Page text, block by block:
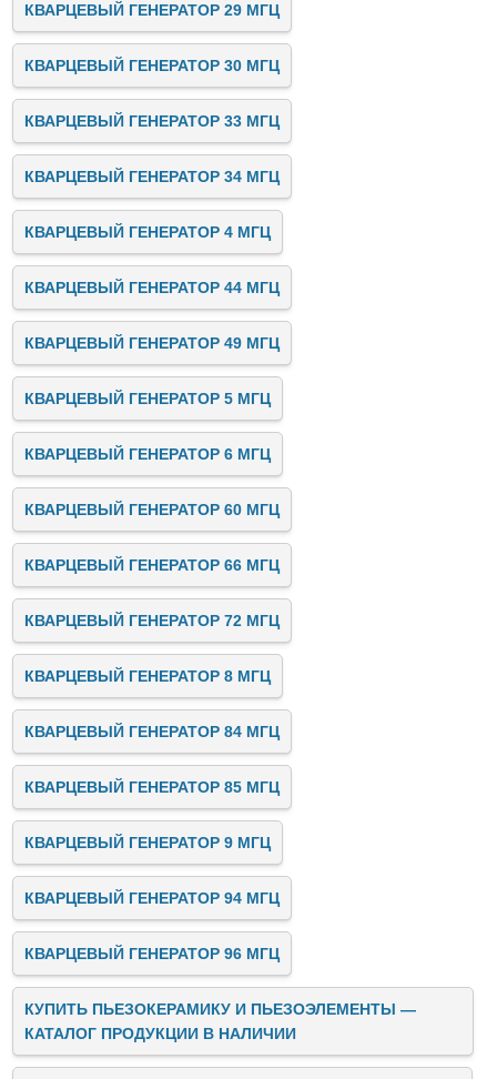
КВАРЦЕВЫЙ ГЕНЕРАТОР 29 МГЦ
КВАРЦЕВЫЙ ГЕНЕРАТОР 30 МГЦ
КВАРЦЕВЫЙ ГЕНЕРАТОР 33 МГЦ
КВАРЦЕВЫЙ ГЕНЕРАТОР 34 МГЦ
КВАРЦЕВЫЙ ГЕНЕРАТОР 4 МГЦ
КВАРЦЕВЫЙ ГЕНЕРАТОР 44 МГЦ
КВАРЦЕВЫЙ ГЕНЕРАТОР 49 МГЦ
КВАРЦЕВЫЙ ГЕНЕРАТОР 5 МГЦ
КВАРЦЕВЫЙ ГЕНЕРАТОР 6 МГЦ
КВАРЦЕВЫЙ ГЕНЕРАТОР 60 МГЦ
КВАРЦЕВЫЙ ГЕНЕРАТОР 66 МГЦ
КВАРЦЕВЫЙ ГЕНЕРАТОР 72 МГЦ
КВАРЦЕВЫЙ ГЕНЕРАТОР 8 МГЦ
КВАРЦЕВЫЙ ГЕНЕРАТОР 84 МГЦ
КВАРЦЕВЫЙ ГЕНЕРАТОР 85 МГЦ
КВАРЦЕВЫЙ ГЕНЕРАТОР 9 МГЦ
КВАРЦЕВЫЙ ГЕНЕРАТОР 94 МГЦ
КВАРЦЕВЫЙ ГЕНЕРАТОР 96 МГЦ
КУПИТЬ ПЬЕЗОКЕРАМИКУ И ПЬЕЗОЭЛЕМЕНТЫ —
КАТАЛОГ ПРОДУКЦИИ В НАЛИЧИИ